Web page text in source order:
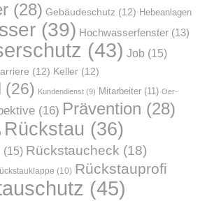
(28) Gebäudeschutz(12) Hebeanlagen
(39) Hochwasserfenster(13)
(43) Job(15)
(12) Keller(12)
(26) Kundendienst(9) Mitarbeiter(11) Oer-
(16) Prävention (28)
Rückstau (36)
(15) Rückstaucheck (18)
(10) Rückstauprofi
(45)